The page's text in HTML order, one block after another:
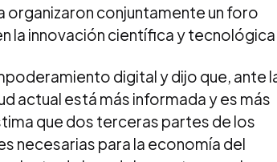
organizaron conjuntamente un foro
la innovación científica y tecnológica.
digital y dijo que, ante
actual está más informada y es más
que dos terceras partes de los
necesarias para la economía del